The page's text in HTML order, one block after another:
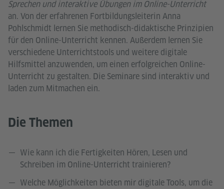
Sprechen und interaktive Übungen im Online-Unterricht
an. Von der erfahrenen Fortbildungsleiterin Anna
Pohlschmidt lernen Sie methodisch-didaktische Prinzipien
für den Online-Unterricht kennen. Außerdem lernen Sie
verschiedene Unterrichtstools und weitere digitale
Hilfsmittel anzuwenden, um einen erfolgreichen Online-
Unterricht zu gestalten. Die Seminare sind interaktiv und
laden zum Mitmachen ein.
Die Themen
Wie kann ich die Fertigkeiten Hören, Lesen und
Schreiben im Online-Unterricht trainieren?
Welche Möglichkeiten bieten mir digitale Tools, um die